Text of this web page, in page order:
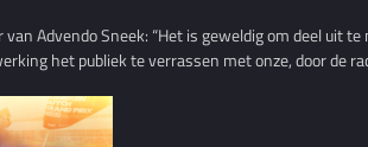
Advendo Sneek: “Het is geweldig om deel uit
het publiek te verrassen met onze, door de